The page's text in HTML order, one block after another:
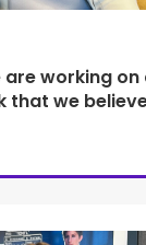
are working on
that we